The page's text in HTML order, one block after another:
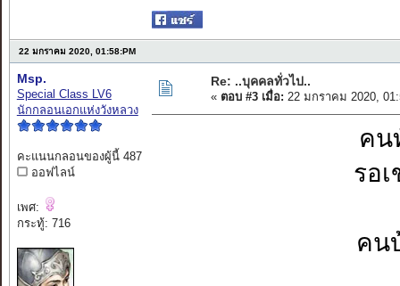
22 มกราคม 2020, 01:58:PM
Msp.
Special Class LV6
นักกลอนเอกแห่งวังหลวง
คะแนนกลอนของผู้นี้ 487
ออฟไลน์
เพศ:
กระทู้: 716
Re: ..บุคคลทั่วไป..
« ตอบ #3 เมื่อ: 22 มกราคม 2020,
คน
รอ
คน